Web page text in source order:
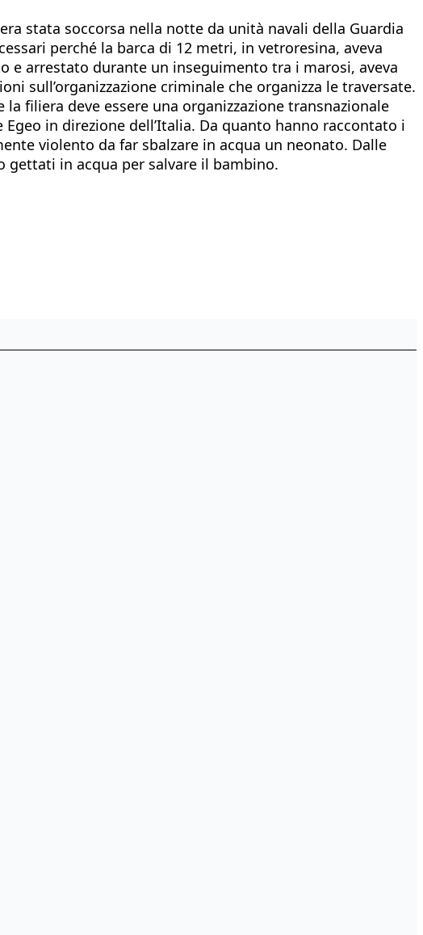
stata soccorsa nella notte da unità navali della Guardia
perché la barca di 12 metri, in vetroresina, aveva
e arrestato durante un inseguimento tra i marosi, aveva
sull’organizzazione criminale che organizza le traversate.
filiera deve essere una organizzazione transnazionale
in direzione dell’Italia. Da quanto hanno raccontato i
violento da far sbalzare in acqua un neonato. Dalle
in acqua per salvare il bambino.